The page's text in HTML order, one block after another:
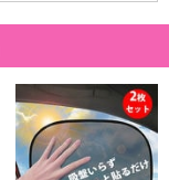
は長時間履くと甲